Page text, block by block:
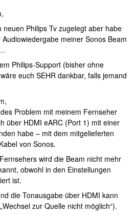
Philips Tv zugelegt aber habe
meiner Sonos Beam
Philips-Support (bisher ohne
euch SEHR dankbar, falls jemand
Problem mit meinem Fernseher
über HDMI eARC (Port 1) mit einer
habe – mit dem mitgelieferten
von Sonos.
wird die Beam nicht mehr
obwohl in den Einstellungen
ist.
die Tonausgabe über HDMI kann
zur Quelle nicht möglich“).